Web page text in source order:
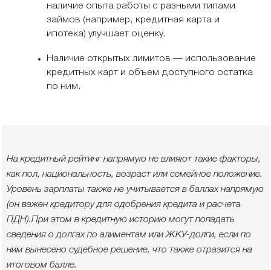
наличие опыта работы с разными типами
займов (например, кредитная карта и
ипотека) улучшает оценку.
Наличие открытых лимитов — использование
кредитных карт и объем доступного остатка
по ним.
На кредитный рейтинг напрямую не влияют такие факторы,
как пол, национальность, возраст или семейное положение.
Уровень зарплаты также не учитывается в баллах напрямую
(он важен кредитору для одобрения кредита и расчета
ПДН).При этом в кредитную историю могут попадать
сведения о долгах по алиментам или ЖКУ-долги, если по
ним вынесено судебное решение, что также отразится на
итоговом балле.